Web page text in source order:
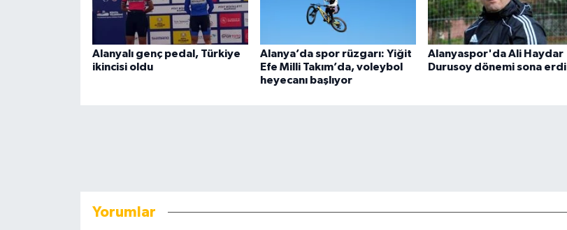
Alanyalı genç pedal, Türkiye
ikincisi oldu
Alanya’da spor rüzgarı: Yiğit
Efe Milli Takım’da, voleybol
heyecanı başlıyor
Alanyaspor'da Ali Haydar
Durusoy dönemi sona erdi
Yorumlar